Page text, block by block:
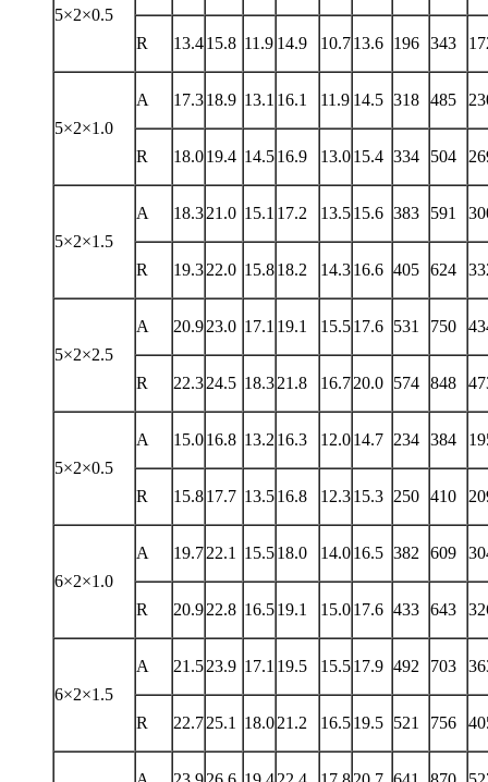
5×2×0.5
R 13.415.8 11.9 14.9 10.713.6 196 343
5×2×1.0
A 17.318.9 13.1 16.1 11.9 14.5 318 485
R 18.019.4 14.516.9 13.015.4 334 504
5×2×1.5
A 18.321.0 15.1 17.2 13.515.6 383 591
R 19.322.0 15.818.2 14.316.6 405 624
5×2×2.5
A 20.923.0 17.1 19.1 15.517.6 531 750
R 22.324.5 18.321.8 16.720.0 574 848
5×2×0.5
A 15.016.8 13.2 16.3 12.014.7 234 384
R 15.817.7 13.516.8 12.315.3 250 410
6×2×1.0
A 19.722.1 15.518.0 14.016.5 382 609
R 20.922.8 16.519.1 15.017.6 433 643
6×2×1.5
A 21.523.9 17.1 19.5 15.517.9 492 703
R 22.725.1 18.021.2 16.519.5 521 756